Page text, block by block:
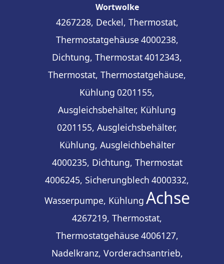
Wortwolke
4267228, Deckel, Thermostat,
Thermostatgehäuse 4000238,
Dichtung, Thermostat4012343,
Thermostat, Thermostatgehäuse,
Kühlung 0201155,
Ausgleichsbehälter, Kühlung
0201155, Ausgleichsbehälter,
Kühlung, Ausgleichbehälter
4000235, Dichtung, Thermostat
4006245, Sicherungblech 4000332,
Wasserpumpe, Kühlung Achse
4267219, Thermostat,
Thermostatgehäuse 4006127,
Nadelkranz, Vorderachsantrieb,